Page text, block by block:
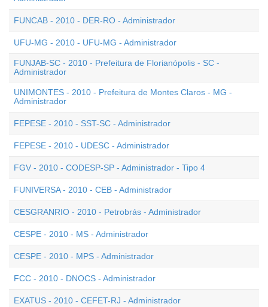
FUNCAB - 2010 - DER-RO - Administrador
UFU-MG - 2010 - UFU-MG - Administrador
FUNJAB-SC - 2010 - Prefeitura de Florianópolis - SC -
Administrador
UNIMONTES - 2010 - Prefeitura de Montes Claros - MG -
Administrador
FEPESE - 2010 - SST-SC - Administrador
FEPESE - 2010 - UDESC - Administrador
FGV - 2010 - CODESP-SP - Administrador - Tipo 4
FUNIVERSA - 2010 - CEB - Administrador
CESGRANRIO - 2010 - Petrobrás - Administrador
CESPE - 2010 - MS - Administrador
CESPE - 2010 - MPS - Administrador
FCC - 2010 - DNOCS - Administrador
EXATUS - 2010 - CEFET-RJ - Administrador